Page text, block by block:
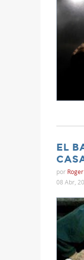
EL
por
08 Abr,